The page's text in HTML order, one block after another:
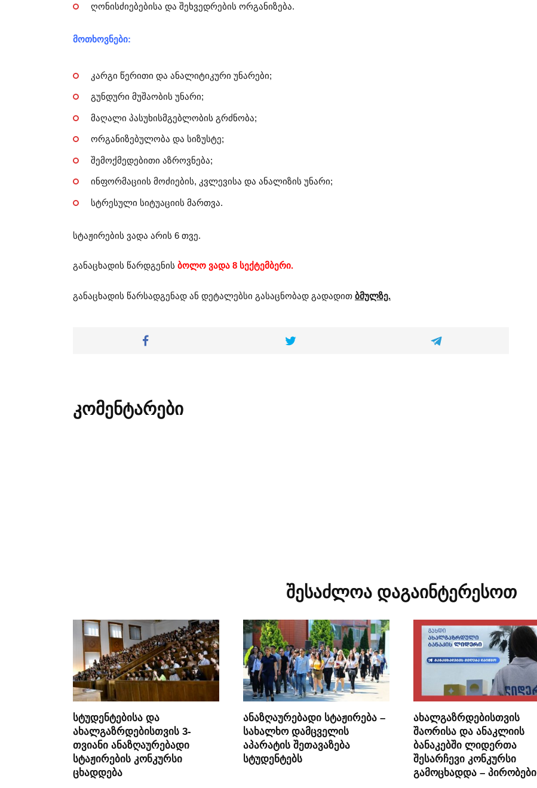
ღონისძიებებისა და შეხვედრების ორგანიზება.
მოთხოვნები:
კარგი წერითი და ანალიტიკური უნარები;
გუნდური მუშაობის უნარი;
მაღალი პასუხისმგებლობის გრძნობა;
ორგანიზებულობა და სიზუსტე;
შემოქმედებითი აზროვნება;
ინფორმაციის მოძიების, კვლევისა და ანალიზის უნარი;
სტრესული სიტუაციის მართვა.
სტაჟირების ვადა არის 6 თვე.
განაცხადის წარდგენის ბოლო ვადა 8 სექტემბერი.
განაცხადის წარსადგენად ან დეტალებსი გასაცნობად გადადით ბმულზე.
კომენტარები
შესაძლოა დაგაინტერესოთ
სტუდენტებისა და
ახალგაზრდებისთვის 3-
თვიანი ანაზღაურებადი
სტაჟირების კონკურსი
ცხადდება
ანაზღაურებადი სტაჟირება –
სახალხო დამცველის
აპარატის შეთავაზება
სტუდენტებს
ახალგაზრდებისთვის
შაორისა და ანაკლიის
ბანაკებში ლიდერთა
შესარჩევი კონკურსი
გამოცხადდა – პირობები